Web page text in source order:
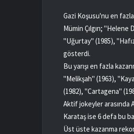
Gazi Koşusu'nu en
Mümin Çılgın;
"Uğurtay" (1985),
gösterdi.
Bu yarışı en fazla
"Melikşah" (1963),
(1982), "Cartagena"
Aktif jokeyler arasında
Karataş ise 6 defa bu
Üst üste kazanma